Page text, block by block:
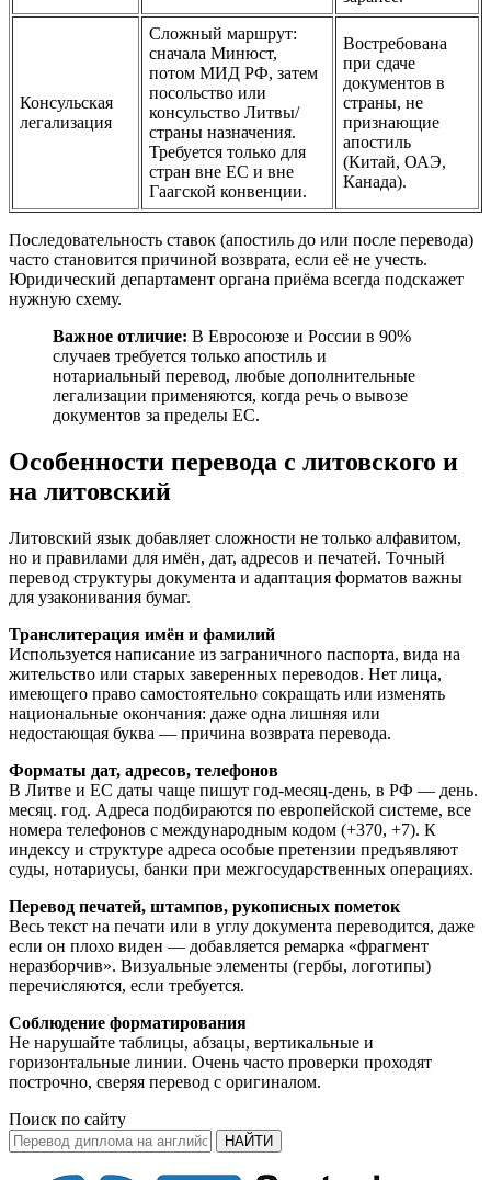
Консульская
легализация
Сложный маршрут:
сначала Минюст,
потом МИД РФ, затем
посольство или
консульство Литвы/
страны назначения.
Требуется только для
стран вне ЕС и вне
Гаагской конвенции.
Востребована
при сдаче
документов в
страны, не
признающие
апостиль
(Китай, ОАЭ,
Канада).
Последовательность ставок (апостиль до или после перевода)
часто становится причиной возврата, если её не учесть.
Юридический департамент органа приёма всегда подскажет
нужную схему.
Важное отличие: В Евросоюзе и России в 90%
случаев требуется только апостиль и
нотариальный перевод, любые дополнительные
легализации применяются, когда речь о вывозе
документов за пределы ЕС.
Особенности перевода с литовского и
на литовский
Литовский язык добавляет сложности не только алфавитом,
но и правилами для имён, дат, адресов и печатей. Точный
перевод структуры документа и адаптация форматов важны
для узаконивания бумаг.
Транслитерация имён и фамилий
Используется написание из заграничного паспорта, вида на
жительство или старых заверенных переводов. Нет лица,
имеющего право самостоятельно сокращать или изменять
национальные окончания: даже одна лишняя или
недостающая буква — причина возврата перевода.
Форматы дат, адресов, телефонов
В Литве и ЕС даты чаще пишут год-месяц-день, в РФ — день.
месяц. год. Адреса подбираются по европейской системе, все
номера телефонов с международным кодом (+370, +7). К
индексу и структуре адреса особые претензии предъявляют
суды, нотариусы, банки при межгосударственных операциях.
Перевод печатей, штампов, рукописных пометок
Весь текст на печати или в углу документа переводится, даже
если он плохо виден — добавляется ремарка «фрагмент
неразборчив». Визуальные элементы (гербы, логотипы)
перечисляются, если требуется.
Соблюдение форматирования
Не нарушайте таблицы, абзацы, вертикальные и
горизонтальные линии. Очень часто проверки проходят
построчно, сверяя перевод с оригиналом.
Поиск по сайту
НАЙТИ